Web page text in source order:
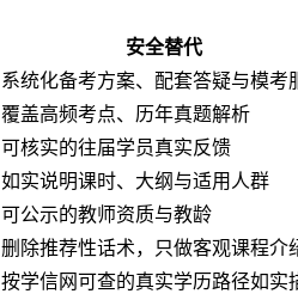
安全替代
系统化备考方案、配套答疑与模考
覆盖高频考点、历年真题解析
可核实的往届学员真实反馈
如实说明课时、大纲与适用人群
可公示的教师资质与教龄
删除推荐性话术，只做客观课程介
按学信网可查的真实学历路径如实